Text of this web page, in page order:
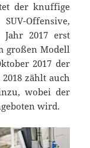
der knuffige
Offensive,
2017 erst
großen Modell
2017 der
zählt auch
wobei der
wird.